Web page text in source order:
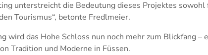
unterstreicht die Bedeutung dieses Projektes
Tourismus“, betonte Fredlmeier.
wird das Hohe Schloss nun noch mehr zum Blickfang –
Tradition und Moderne in Füssen.